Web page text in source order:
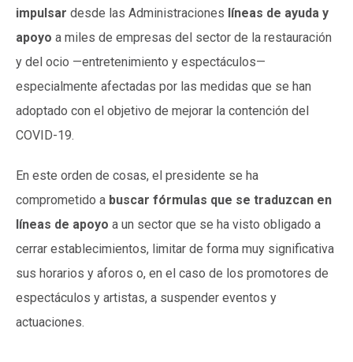
impulsar desde las Administraciones líneas de ayuda y
apoyo a miles de empresas del sector de la restauración
y del ocio —entretenimiento y espectáculos—
especialmente afectadas por las medidas que se han
adoptado con el objetivo de mejorar la contención del
COVID-19.
En este orden de cosas, el presidente se ha
comprometido a buscar fórmulas que se traduzcan en
líneas de apoyo a un sector que se ha visto obligado a
cerrar establecimientos, limitar de forma muy significativa
sus horarios y aforos o, en el caso de los promotores de
espectáculos y artistas, a suspender eventos y
actuaciones.